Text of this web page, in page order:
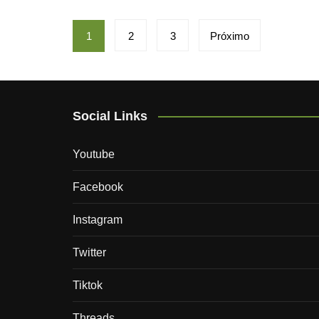
Paginação
de
posts
1 2 3 Próximo
Social Links
Youtube
Facebook
Instagram
Twitter
Tiktok